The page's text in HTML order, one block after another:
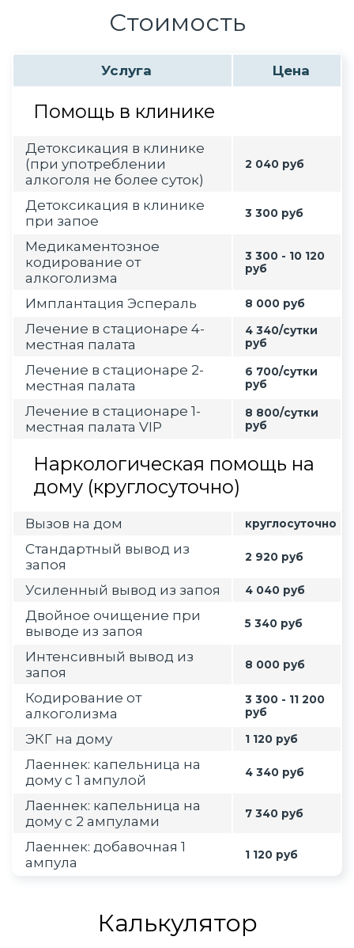
Стоимость
Услуга Цена
Помощь в клинике
Детоксикация в клинике
(при употреблении
алкоголя не более суток)
2 040 руб
Детоксикация в клинике
при запое
3 300 руб
Медикаментозное
кодирование от
алкоголизма
3 300 - 10 120
руб
Имплантация Эспераль 8 000 руб
Лечение в стационаре 4-
местная палата
4 340/сутки
руб
Лечение в стационаре 2-
местная палата
6 700/сутки
руб
Лечение в стационаре 1-
местная палата VIP
8 800/сутки
руб
Наркологическая помощь на
дому (круглосуточно)
Вызов на дом круглосуточно
Стандартный вывод из
запоя
2 920 руб
Усиленный вывод из запоя 4 040 руб
Двойное очищение при
выводе из запоя
5 340 руб
Интенсивный вывод из
запоя
8 000 руб
Кодирование от
алкоголизма
3 300 - 11 200
руб
ЭКГ на дому 1 120 руб
Лаеннек: капельница на
дому с 1 ампулой
4 340 руб
Лаеннек: капельница на
дому с 2 ампулами
7 340 руб
Лаеннек: добавочная 1
ампула
1 120 руб
Калькулятор